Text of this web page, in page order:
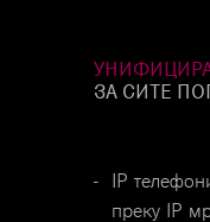
ЗА СИТЕ
IP
преку IP